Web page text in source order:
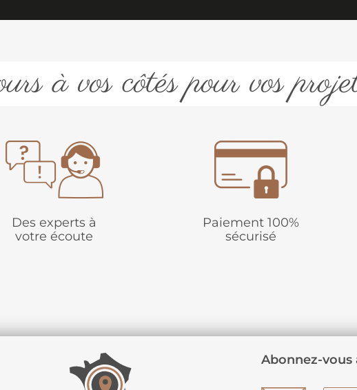
à vos côtés pour vos
Des experts à
votre écoute
Paiement 100%
sécurisé
Abonnez-